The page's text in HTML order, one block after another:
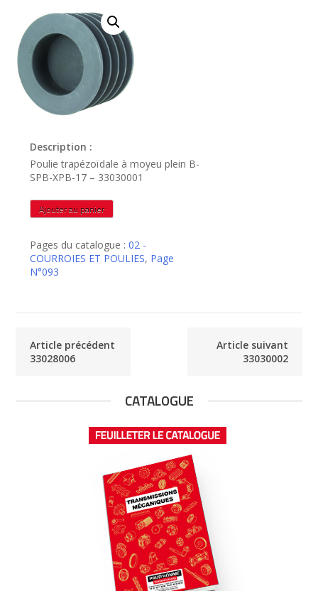
Description :
Poulie trapézoïdale à moyeu plein B-
SPB-XPB-17 – 33030001
quantité
de
Ajouter au panier
Pages du catalogue :02 -
COURROIES ET POULIES, Page
N°093
Article précédent
33028006
Article suivant
33030002
CATALOGUE